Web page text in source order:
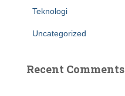
Teknologi
Uncategorized
Recent Comments